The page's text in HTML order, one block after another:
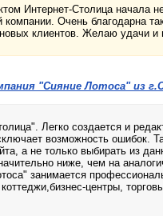
Интернет-Столица начала
компании. Очень благодарна
клиентов. Желаю удачи и
"Сияние Лотоса" из
Легко создается и
возможность ошибок.
а не только выбирать из
ниже, чем на
занимается
центры,